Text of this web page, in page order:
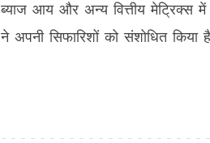
ब्याज आय और अन्य वित्तीय मेट्रिक्स
ने अपनी सिफारिशों को संशोधित किया